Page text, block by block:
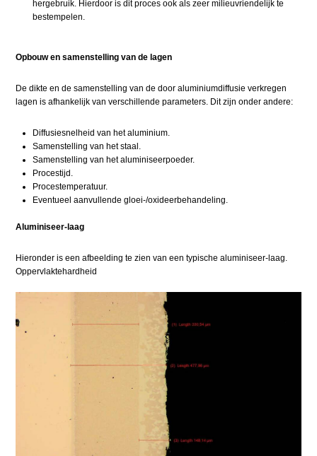
hergebruik. Hierdoor is dit proces ook als zeer milieuvriendelijk te
bestempelen.
Opbouw en samenstelling van de lagen
De dikte en de samenstelling van de door aluminiumdiffusie verkregen
lagen is afhankelijk van verschillende parameters. Dit zijn onder andere:
Diffusiesnelheid van het aluminium.
Samenstelling van het staal.
Samenstelling van het aluminiseerpoeder.
Procestijd.
Procestemperatuur.
Eventueel aanvullende gloei-/oxideerbehandeling.
Aluminiseer-laag
Hieronder is een afbeelding te zien van een typische aluminiseer-laag.
Oppervlaktehardheid